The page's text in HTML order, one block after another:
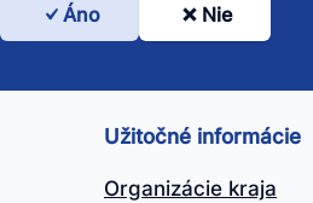
Bol
tento
článok
užitočný?
Áno Nie
Užitočné informácie
Organizácie kraja